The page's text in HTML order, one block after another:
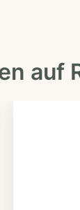
auf